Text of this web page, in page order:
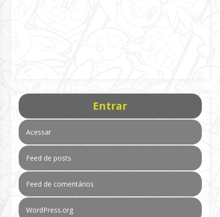
Entrar
Acessar
Feed de posts
Feed de comentários
WordPress.org